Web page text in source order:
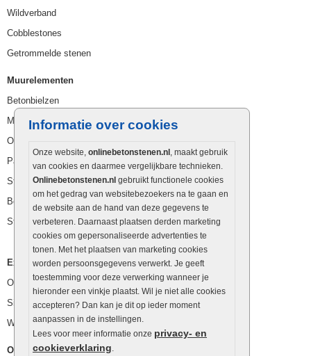
Informatie over cookies
Onze website, onlinebetonstenen.nl , maakt gebruik
van cookies en daarmee vergelijkbare technieken.
Onlinebetonstenen.nl gebruikt functionele cookies
om het gedrag van websitebezoekers na te gaan en
de website aan de hand van deze gegevens te
verbeteren. Daarnaast plaatsen derden marketing
cookies om gepersonaliseerde advertenties te
tonen. Met het plaatsen van marketing cookies
worden persoonsgegevens verwerkt. Je geeft
toestemming voor deze verwerking wanneer je
hieronder een vinkje plaatst. Wil je niet alle cookies
accepteren? Dan kan je dit op ieder moment
aanpassen in de instellingen.
Lees voor meer informatie onze privacy- en
cookieverklaring.
Wildverband
Cobblestones
Getrommelde stenen
Muurelementen
Betonbielzen
Muurstenen
Opsluitbanden
Palissaden
Stapelblokken
Betonblokken
Stapelstenen
Extra benodigdheden
Ophoogzand
Siergrind en siersplit
Waterafvoer
Overig